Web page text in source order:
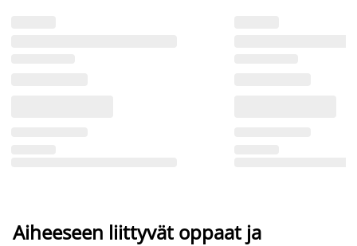
Aiheeseen liittyvät oppaat ja